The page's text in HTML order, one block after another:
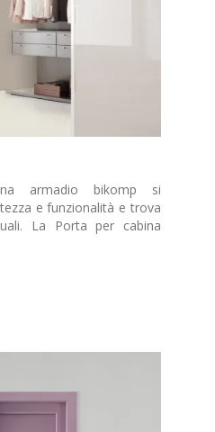
armadio bikomp si
e funzionalità e trova
La Porta per cabina